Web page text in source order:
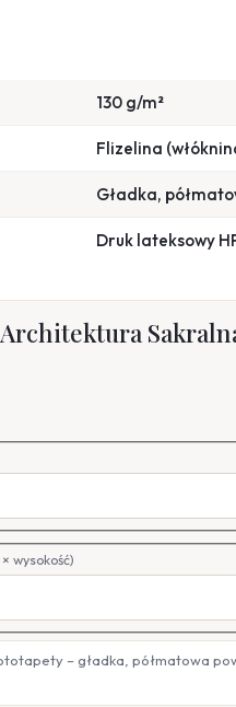
130 g/m²
Flizelina
Gładka,
Druk lateksowy
wysokość)
– gładka, półmatowa